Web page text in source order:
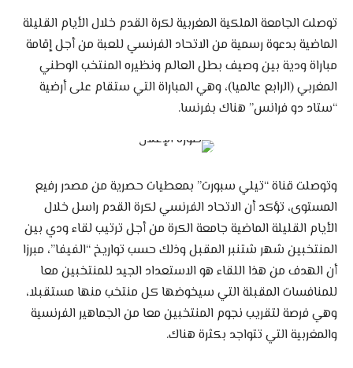
توصلت الجامعة الملكية المغربية لكرة القدم خلال الأيام القليلة
الماضية بدعوة رسمية من الاتحاد الفرنسي للعبة من أجل إقامة
مباراة ودية بين وصيف بطل العالم ونظيره المنتخب الوطني
المغربي (الرابع عالميا)، وهي المباراة التي ستقام على أرضية
“ستاد دو فرانس” هناك بفرنسا.
وتوصلت قناة “تيلي سبورت” بمعطيات حصرية من مصدر رفيع
المستوى، تؤكد أن الاتحاد الفرنسي لكرة القدم راسل خلال
الأيام القليلة الماضية جامعة الكرة من أجل ترتيب لقاء ودي بين
المنتخبين شهر شتنبر المقبل وذلك حسب تواريخ “الفيفا”، مبرزا
أن الهدف من هذا اللقاء هو الاستعداد الجيد للمنتخبين معا
للمنافسات المقبلة التي سيخوضها كل منتخب منها مستقبلا،
وهي فرصة لتقريب نجوم المنتخبين معا من الجماهير الفرنسية
والمغربية التي تتواجد بكثرة هناك.